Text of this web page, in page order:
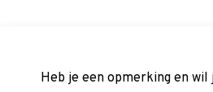
Heb je een opmerking en wil